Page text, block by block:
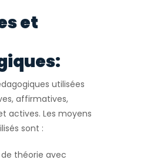
et
utilisées
affirmatives,
actives. Les moyens
sont :
théorie avec